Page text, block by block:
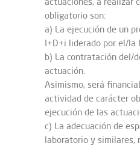
obligatorio son:
a) La ejecución de un
I+D+i liderado por el/la
b) La contratación del/
actuación.
Asimismo, será
actividad de carácter
ejecución de las
c) La adecuación de
laboratorio y similares,